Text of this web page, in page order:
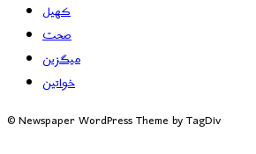
کھیل
صحت
میگزین
خواتین
© Newspaper WordPress Theme by TagDiv